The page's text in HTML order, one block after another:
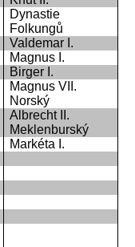
Dynastie
Folkungů
Valdemar I.
Magnus I.
Birger I.
Magnus VII.
Norský
Albrecht II.
Meklenburský
Markéta I.